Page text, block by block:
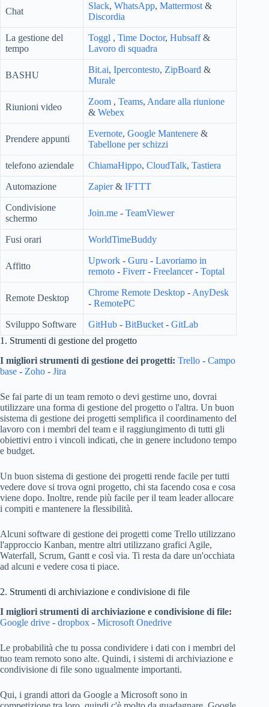
Chat
Slack, WhatsApp, Mattermost &
Discordia
La gestione del
tempo
Toggl , Time Doctor, Hubsaff&
Lavoro di squadra
BASHU
Bit.ai, Ipercontesto, ZipBoard &
Murale
Riunioni video
Zoom , Teams, Andare alla riunione
& Webex
Prendere appunti
Evernote, Google Mantenere &
Tabellone per schizzi
telefono aziendale ChiamaHippo, CloudTalk, Tastiera
Automazione Zapier& IFTTT
Condivisione
schermo
Join.me - TeamViewer
Fusi orari WorldTimeBuddy
Affitto
Upwork - Guru - Lavoriamo in
remoto - Fiverr- Freelancer- Toptal
Remote Desktop
Chrome Remote Desktop - AnyDesk
- RemotePC
Sviluppo Software GitHub - BitBucket - GitLab
1. Strumenti di gestione del progetto
I migliori strumenti di gestione dei progetti: Trello - Campo
base - Zoho - Jira
Se fai parte di un team remoto o devi gestirne uno, dovrai
utilizzare una forma di gestione del progetto o l'altra. Un buon
sistema di gestione dei progetti semplifica il coordinamento del
lavoro con i membri del team e il raggiungimento di tutti gli
obiettivi entro i vincoli indicati, che in genere includono tempo
e budget.
Un buon sistema di gestione dei progetti rende facile per tutti
vedere dove si trova ogni progetto, chi sta facendo cosa e cosa
viene dopo. Inoltre, rende più facile per il team leader allocare
i compiti e mantenere la flessibilità.
Alcuni software di gestione dei progetti come Trello utilizzano
l'approccio Kanban, mentre altri utilizzano grafici Agile,
Waterfall, Scrum, Gantt e così via. Ti resta da dare un'occhiata
ad alcuni e vedere cosa ti piace.
2. Strumenti di archiviazione e condivisione di file
I migliori strumenti di archiviazione e condivisione di file:
Google drive - dropbox - Microsoft Onedrive
Le probabilità che tu possa condividere i dati con i membri del
tuo team remoto sono alte. Quindi, i sistemi di archiviazione e
condivisione di file sono ugualmente importanti.
Qui, i grandi attori da Google a Microsoft sono in